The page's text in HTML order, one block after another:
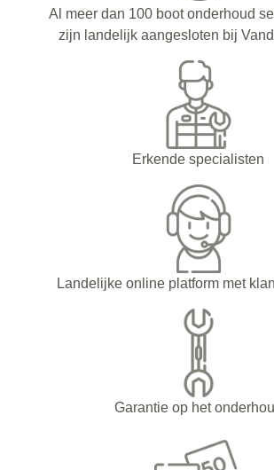
Al meer dan 100 boot onderhoud
zijn landelijk aangesloten bij
Erkende specialisten
Landelijke online platform met
Garantie op het